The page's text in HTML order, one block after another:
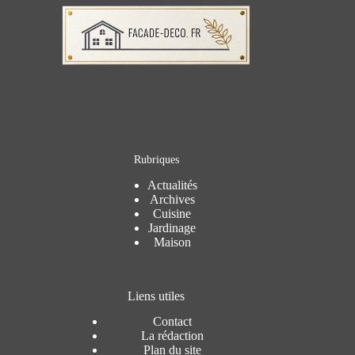
Rubriques
Actualités
Archives
Cuisine
Jardinage
Maison
Liens utiles
Contact
La rédaction
Plan du site